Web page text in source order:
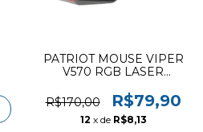
PATRIOT MOUSE VIPER
V570 RGB LASER
MMO HYBRID
R$170,00 R$79,90
12 x de R$8,13